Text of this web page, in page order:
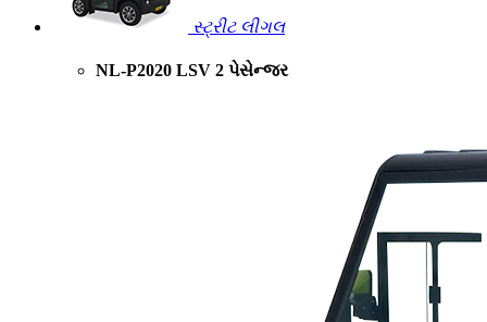
સ્ટ્રીટ લીગલ
NL-P2020 LSV 2 પેસેન્જર